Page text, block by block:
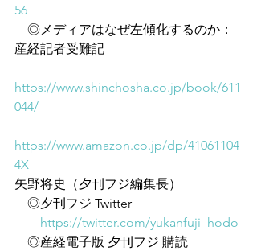
56
◎メディアはなぜ左傾化するのか：
産経記者受難記
https://www.shinchosha.co.jp/book/611
044/
https://www.amazon.co.jp/dp/41061104
4X
矢野将史（夕刊フジ編集長）
◎夕刊フジ Twitter
https://twitter.com/yukanfuji_hodo
◎産経電子版 夕刊フジ 購読